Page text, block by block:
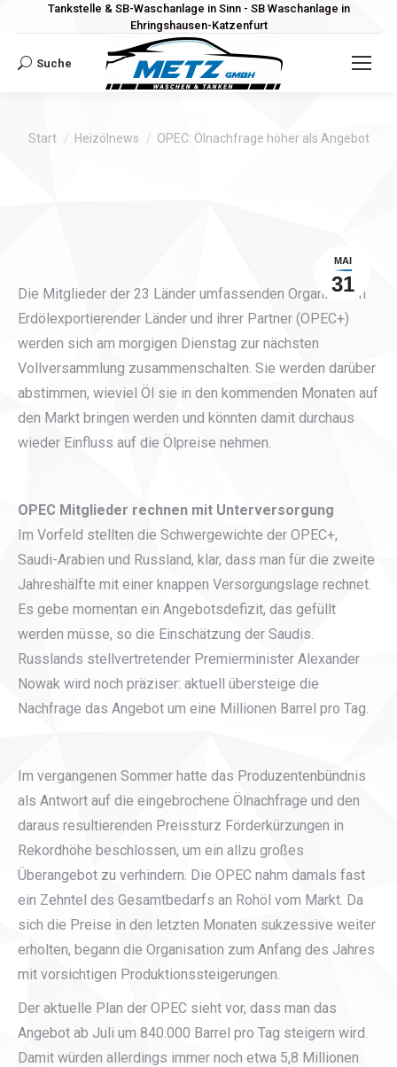
Tankstelle & SB-Waschanlage in Sinn - SB Waschanlage in
Ehringshausen-Katzenfurt
Search:
Suche
Sie befinden sich hier:
Start Heizölnews OPEC: Ölnachfrage höher als Angebot
MAI
31
Die Mitglieder der 23 Länder umfassenden Organisation
Erdölexportierender Länder und ihrer Partner (OPEC+)
werden sich am morgigen Dienstag zur nächsten
Vollversammlung zusammenschalten. Sie werden darüber
abstimmen, wieviel Öl sie in den kommenden Monaten auf
den Markt bringen werden und könnten damit durchaus
wieder Einfluss auf die Ölpreise nehmen.
OPEC Mitglieder rechnen mit Unterversorgung
Im Vorfeld stellten die Schwergewichte der OPEC+,
Saudi-Arabien und Russland, klar, dass man für die zweite
Jahreshälfte mit einer knappen Versorgungslage rechnet.
Es gebe momentan ein Angebotsdefizit, das gefüllt
werden müsse, so die Einschätzung der Saudis.
Russlands stellvertretender Premierminister Alexander
Nowak wird noch präziser: aktuell übersteige die
Nachfrage das Angebot um eine Millionen Barrel pro Tag.
Im vergangenen Sommer hatte das Produzentenbündnis
als Antwort auf die eingebrochene Ölnachfrage und den
daraus resultierenden Preissturz Förderkürzungen in
Rekordhöhe beschlossen, um ein allzu großes
Überangebot zu verhindern. Die OPEC nahm damals fast
ein Zehntel des Gesamtbedarfs an Rohöl vom Markt. Da
sich die Preise in den letzten Monaten sukzessive weiter
erholten, begann die Organisation zum Anfang des Jahres
mit vorsichtigen Produktionssteigerungen.
Der aktuelle Plan der OPEC sieht vor, dass man das
Angebot ab Juli um 840.000 Barrel pro Tag steigern wird.
Damit würden allerdings immer noch etwa 5,8 Millionen